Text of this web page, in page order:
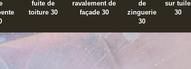
fuite de
toiture 30
ravalement de
façade 30
de
zinguerie
30
sur tuile
30